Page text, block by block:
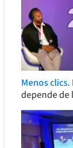
Menos clics.
depende de